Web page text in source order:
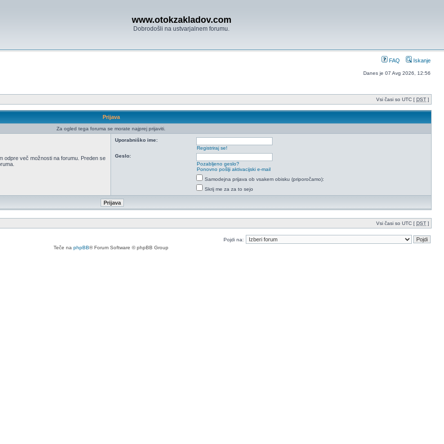
www.otokzakladov.com
Dobrodošli na ustvarjalnem forumu.
FAQ Iskanje
Danes je 07 Avg 2026, 12:56
Vsi časi so UTC [ DST ]
Prijava
Za ogled tega foruma se morate najprej prijaviti.
odpre več možnosti na forumu. Preden se
Uporabniško ime:
Registriraj se!
Geslo:
Pozabljeno geslo?
Ponovno pošlji aktivacijski e-mail
Samodejna prijava ob vsakem obisku (priporočamo):
Skrij me za za to sejo
Vsi časi so UTC [ DST ]
Pojdi na:
Teče na phpBB® Forum Software © phpBB Group